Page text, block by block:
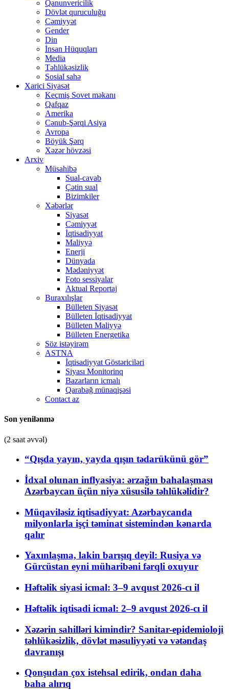
Qanunvericilik
Dövlət quruculuğu
Cəmiyyət
Gender
Din
İnsan Hüquqları
Media
Təhlükəsizlik
Sosial sahə
Xarici Siyasət
Keçmiş Sovet məkanı
Qafqaz
Amerika
Cənub-Şərqi Asiya
Avropa
Böyük Şərq
Xəzər hövzəsi
Arxiv
Müsahibə
Sual-cavab
Çətin sual
Bizimkiler
Xəbərlər
Siyasət
Cəmiyyət
İqtisadiyyat
Maliyyə
Enerji
Dünyada
Mədəniyyət
Foto sessiyalar
Aktual Reportaj
Buraxılışlar
Bülleten Siyasət
Bülleten İqtisadiyyat
Bülleten Maliyyə
Bülleten Energetika
Söz istəyirəm
ASTNA
İqtisadiyyat Göstəriciləri
Siyası Monitorinq
Bazarların icmalı
Qarabağ münaqişəsi
Contact az
Son yenilənmə
(2 saat əvvəl)
“Qışda yayın, yayda qışın tədarükünü gör”
İdxal olunan inflyasiya: ərzağın bahalaşması
Azərbaycan üçün niyə xüsusilə təhlükəlidir?
Müqaviləsiz iqtisadiyyat: Azərbaycanda
milyonlarla işçi təminat sistemindən kənarda
qalır
Yaxınlaşma, lakin barışıq deyil: Rusiya və
Gürcüstan eyni müharibəni fərqli oxuyur
Həftəlik siyasi icmal: 3–9 avqust 2026-cı il
Həftəlik iqtisadi icmal: 2–9 avqust 2026-cı il
Xəzərin sahilləri kimindir? Sanitar-epidemioloji
təhlükəsizlik, dövlət məsuliyyəti və vətəndaş
davranışı
Qonşudan çox istehsal edirik, ondan daha
baha alırıq